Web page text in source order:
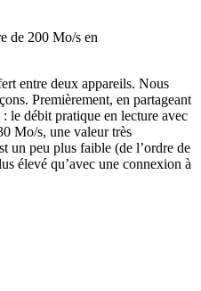
de 200 Mo/s en
entre deux appareils. Nous
Premièrement, en partageant
le débit pratique en lecture avec
Mo/s, une valeur très
un peu plus faible (de l’ordre de
élevé qu’avec une connexion à